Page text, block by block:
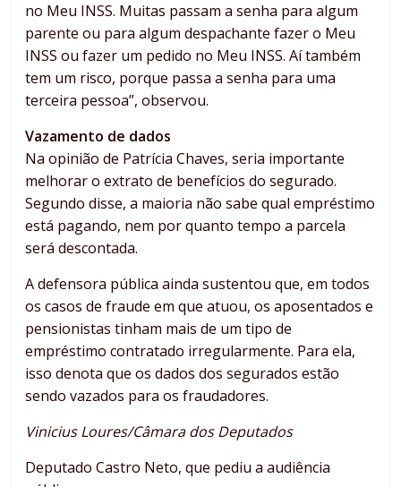
no Meu INSS. Muitas passam a senha para algum
parente ou para algum despachante fazer o Meu
INSS ou fazer um pedido no Meu INSS. Aí também
tem um risco, porque passa a senha para uma
terceira pessoa”, observou.
Vazamento de dados
Na opinião de Patrícia Chaves, seria importante
melhorar o extrato de benefícios do segurado.
Segundo disse, a maioria não sabe qual empréstimo
está pagando, nem por quanto tempo a parcela
será descontada.
A defensora pública ainda sustentou que, em todos
os casos de fraude em que atuou, os aposentados e
pensionistas tinham mais de um tipo de
empréstimo contratado irregularmente. Para ela,
isso denota que os dados dos segurados estão
sendo vazados para os fraudadores.
Vinicius Loures/Câmara dos Deputados
Deputado Castro Neto, que pediu a audiência